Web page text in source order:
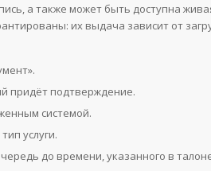
а также может быть доступна
их выдача зависит от
придёт подтверждение.
системой.
услуги.
до времени, указанного в